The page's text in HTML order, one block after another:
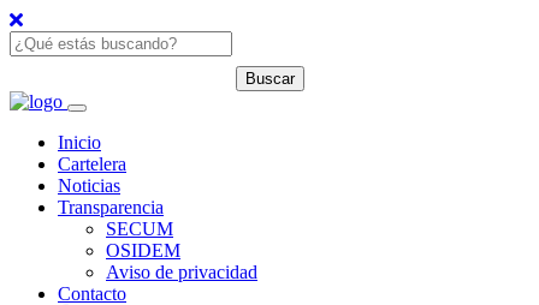
Inicio
Cartelera
Noticias
Transparencia
SECUM
OSIDEM
Aviso de privacidad
Contacto